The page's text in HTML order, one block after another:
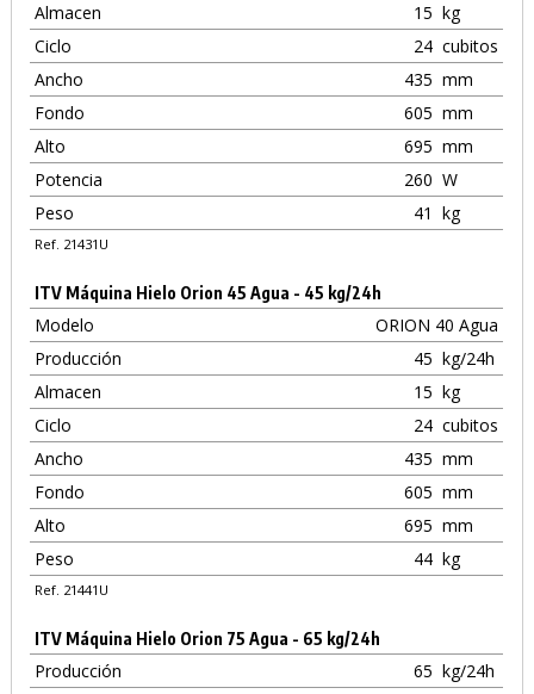
Almacen
15 kg
Ciclo
24 cubitos
Ancho
435 mm
Fondo
605 mm
Alto
695 mm
Potencia
260 W
Peso
41 kg
Ref. 21431U
ITV Máquina Hielo Orion 45 Agua - 45 kg/24h
Modelo
ORION 40 Agua
Producción
45 kg/24h
Almacen
15 kg
Ciclo
24 cubitos
Ancho
435 mm
Fondo
605 mm
Alto
695 mm
Peso
44 kg
Ref. 21441U
ITV Máquina Hielo Orion 75 Agua - 65 kg/24h
Producción 65 kg/24h